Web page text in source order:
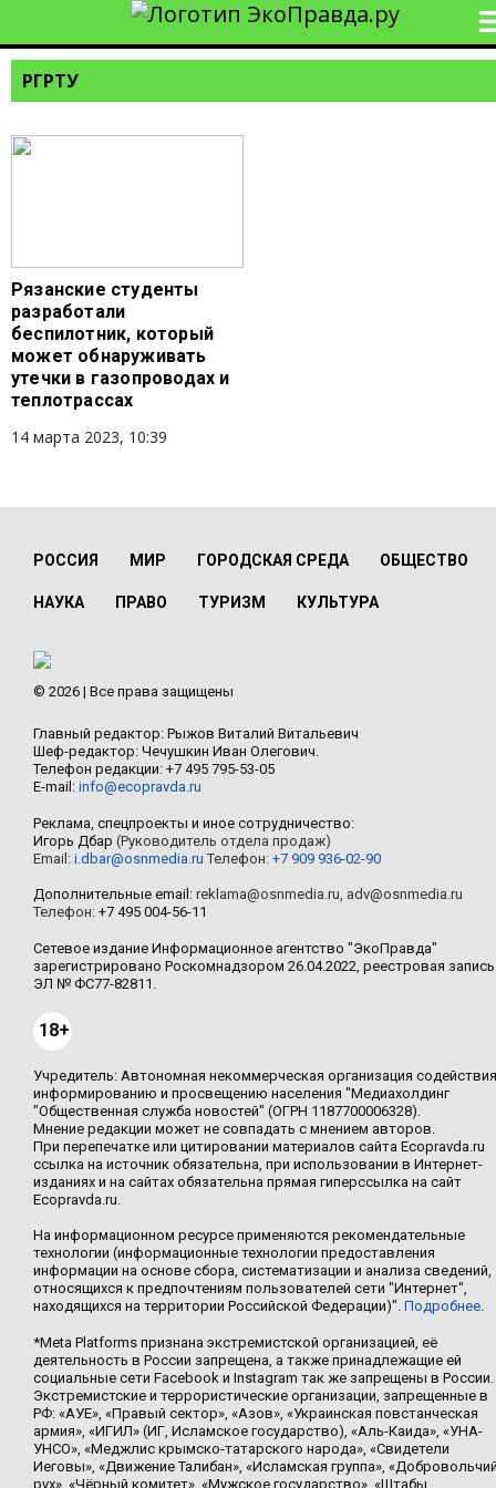
РГРТУ
Рязанские студенты
разработали
беспилотник, который
может обнаруживать
утечки в газопроводах и
теплотрассах
14 марта 2023, 10:39
РОССИЯ МИР ГОРОДСКАЯ СРЕДА ОБЩЕСТВО
НАУКА ПРАВО ТУРИЗМ КУЛЬТУРА
© 2026 | Все права защищены
Главный редактор: Рыжов Виталий Витальевич
Шеф-редактор: Чечушкин Иван Олегович.
Телефон редакции: +7 495 795-53-05
E-mail: info@ecopravda.ru
Реклама, спецпроекты и иное сотрудничество:
Игорь Дбар (Руководитель отдела продаж)
Email: i.dbar@osnmedia.ru Телефон: +7 909 936-02-90
Дополнительные email: reklama@osnmedia.ru, adv@osnmedia.ru
Телефон: +7 495 004-56-11
Сетевое издание Информационное агентство "ЭкоПравда"
зарегистрировано Роскомнадзором 26.04.2022, реестровая запись
ЭЛ № ФС77-82811.
18+
Учредитель: Автономная некоммерческая организация содействия
информированию и просвещению населения "Медиахолдинг
"Общественная служба новостей" (ОГРН 1187700006328).
Мнение редакции может не совпадать с мнением авторов.
При перепечатке или цитировании материалов сайта Ecopravda.ru
ссылка на источник обязательна, при использовании в Интернет-
изданиях и на сайтах обязательна прямая гиперссылка на сайт
Ecopravda.ru.
На информационном ресурсе применяются рекомендательные
технологии (информационные технологии предоставления
информации на основе сбора, систематизации и анализа сведений,
относящихся к предпочтениям пользователей сети "Интернет",
находящихся на территории Российской Федерации)". Подробнее.
*Meta Platforms признана экстремистской организацией, её
деятельность в России запрещена, а также принадлежащие ей
социальные сети Facebook и Instagram так же запрещены в России.
Экстремистские и террористические организации, запрещенные в
РФ: «АУЕ», «Правый сектор», «Азов», «Украинская повстанческая
армия», «ИГИЛ» (ИГ, Исламское государство), «Аль-Каида», «УНА-
УНСО», «Меджлис крымско-татарского народа», «Свидетели
Иеговы», «Движение Талибан», «Исламская группа»,
рух», «Чёрный комитет», «Мужское государство», «Штабы